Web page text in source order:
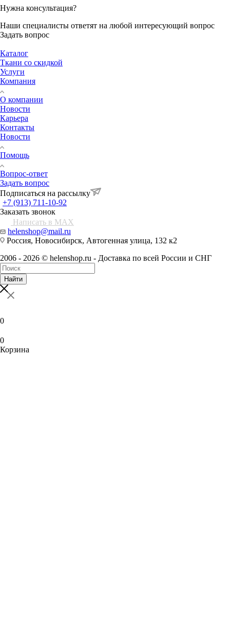
Нужна консультация?
Наши специалисты ответят на любой интересующий вопрос
Задать вопрос
Каталог
Ткани со скидкой
Услуги
Компания
О компании
Новости
Карьера
Контакты
Новости
Помощь
Вопрос-ответ
Задать вопрос
Подписаться на рассылку
+7 (913) 711-10-92
Заказать звонок
Написать в MAX
helenshop@mail.ru
Россия, Новосибирск, Автогенная улица, 132 к2
2006 - 2026 © helenshop.ru - Доставка по всей России и СНГ
Найти
0
0
Корзина